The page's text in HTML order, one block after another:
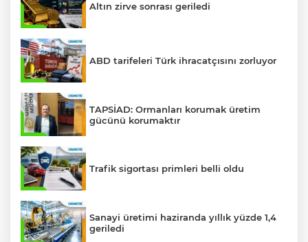
Altın zirve sonrası geriledi
ABD tarifeleri Türk ihracatçısını zorluyor
TAPSİAD: Ormanları korumak üretim
gücünü korumaktır
Trafik sigortası primleri belli oldu
Sanayi üretimi haziranda yıllık yüzde 1,4
geriledi